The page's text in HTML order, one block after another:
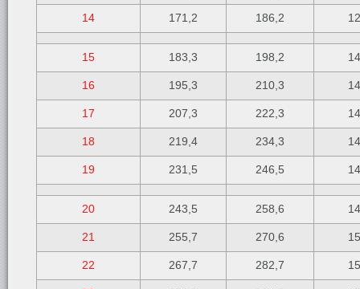
14 171,2 186,2
15 183,3 198,2
16 195,3 210,3
17 207,3 222,3
18 219,4 234,3
19 231,5 246,5
20 243,5 258,6
21 255,7 270,6
22 267,7 282,7